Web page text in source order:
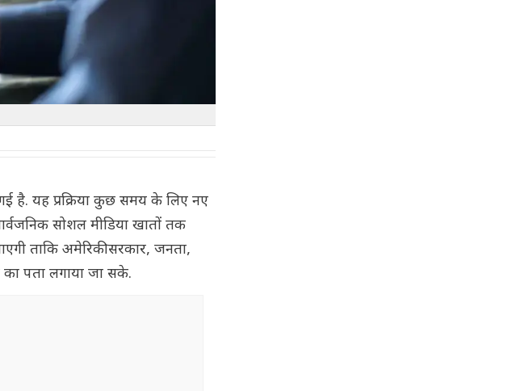
है. यह प्रक्रिया कुछ समय के लिए नए
सोशल मीडिया खातों तक
ताकि अमेरिकी सरकार, जनता,
का पता लगाया जा सके.